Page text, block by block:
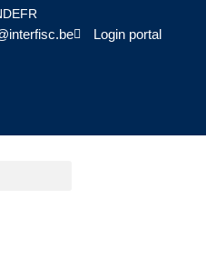
DEFR
Login portal